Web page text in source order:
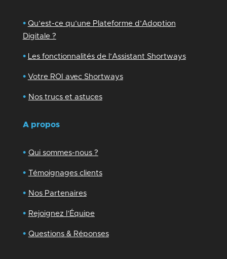
• Qu’est-ce qu’une Plateforme d’Adoption
Digitale ?
• Les fonctionnalités de l’Assistant Shortways
• Votre ROI avec Shortways
• Nos trucs et astuces
A propos
• Qui sommes-nous ?
• Témoignages clients
• Nos Partenaires
• Rejoignez l’Équipe
• Questions & Réponses